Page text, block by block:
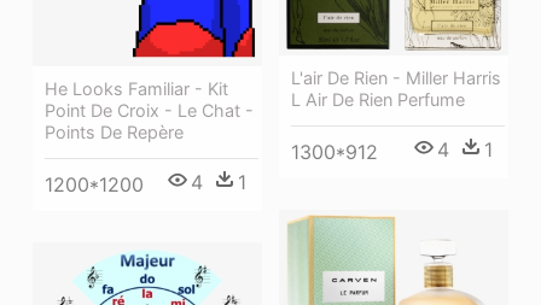
He Looks Familiar - Kit
Point De Croix - Le Chat -
Points De Repère
1200*1200 4 1
L'air De Rien - Miller Harris
L Air De Rien Perfume
1300*912 4 1